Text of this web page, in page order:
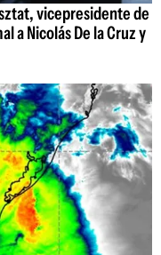
vicepresidente de
a Nicolás De la Cruz y